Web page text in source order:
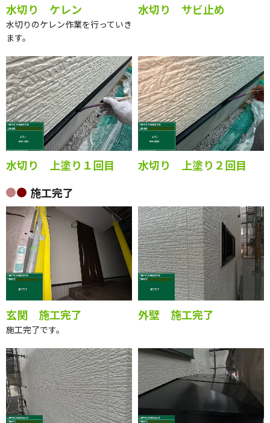
水切り ケレン
水切りのケレン作業を行っていき
ます。
水切り サビ止め
水切り 上塗り１回目
水切り 上塗り２回目
施工完了
玄関 施工完了
施工完了です。
外壁 施工完了